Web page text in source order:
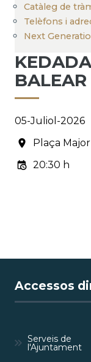
Catàleg de
Telèfons i
Next
BALEAR
05-Juliol-2026
Plaça Major
20:30 h
Accessos
Serveis de
l'Ajuntament